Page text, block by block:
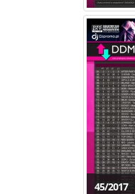
45/2017